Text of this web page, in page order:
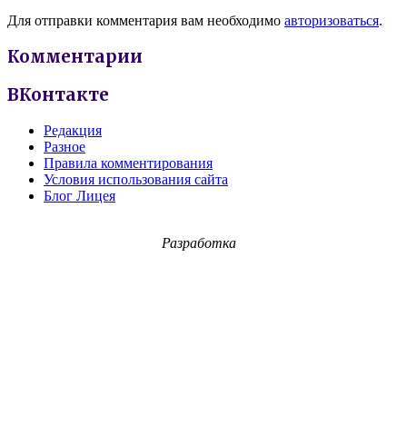
Для отправки комментария вам необходимо авторизоваться.
Комментарии
ВКонтакте
Редакция
Разное
Правила комментирования
Условия использования сайта
Блог Лицея
Разработка